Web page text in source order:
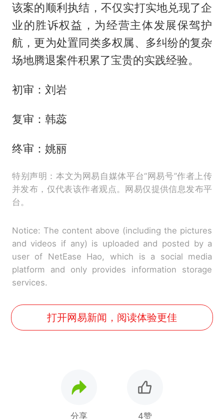
该案的顺利执结，不仅实打实地兑现了企
业的胜诉权益，为经营主体发展保驾护
航，更为处置同类多权属、多纠纷的复杂
场地腾退案件积累了宝贵的实践经验。
初审：刘岩
复审：韩蕊
终审：姚丽
特别声明：本文为网易自媒体平台“网易号”作者上传
并发布，仅代表该作者观点。网易仅提供信息发布平
台。
Notice: The content above (including the pictures
and videos if any) is uploaded and posted by a
user of NetEase Hao, which is a social media
platform and only provides information storage
services.
打开网易新闻，阅读体验更佳
分享 4赞